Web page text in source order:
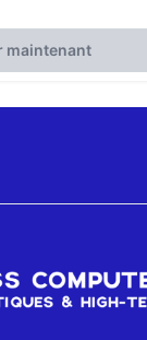
maintenant